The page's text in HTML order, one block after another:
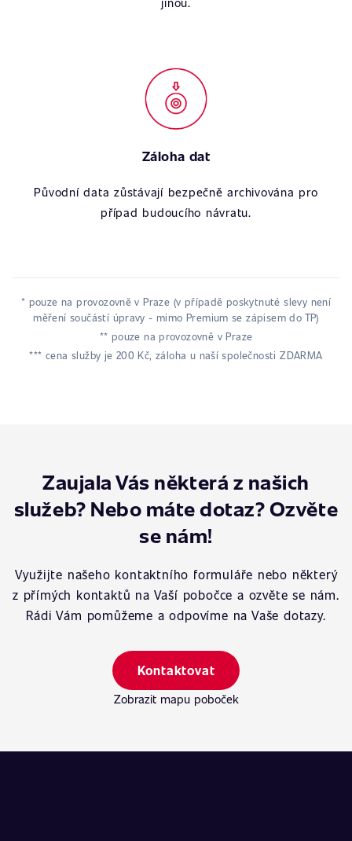
Záloha dat
Původní data zůstávají bezpečně archivována pro
případ budoucího návratu.
* pouze na provozovně v Praze (v případě poskytnuté slevy není
měření součástí úpravy - mimo Premium se zápisem do TP)
** pouze na provozovně v Praze
*** cena služby je 200 Kč, záloha u naší společnosti ZDARMA
Zaujala Vás některá z našich
služeb? Nebo máte dotaz? Ozvěte
se nám!
Využijte našeho kontaktního formuláře nebo některý
z přímých kontaktů na Vaší pobočce a ozvěte se nám.
Rádi Vám pomůžeme a odpovíme na Vaše dotazy.
Kontaktovat
Zobrazit mapu poboček